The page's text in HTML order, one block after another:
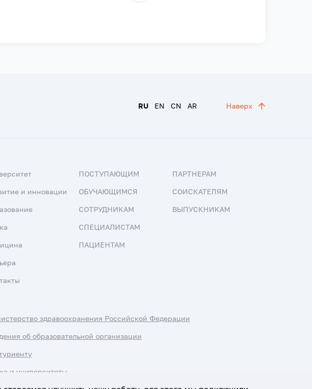
RU EN CN AR Наверх
и инновации
ПОСТУПАЮЩИМ
ОБУЧАЮЩИМСЯ
СОТРУДНИКАМ
СПЕЦИАЛИСТАМ
ПАЦИЕНТАМ
ПАРТНЕРАМ
СОИСКАТЕЛЯМ
ВЫПУСКНИКАМ
здравоохранения Российской Федерации
об образовательной организации
и университеты